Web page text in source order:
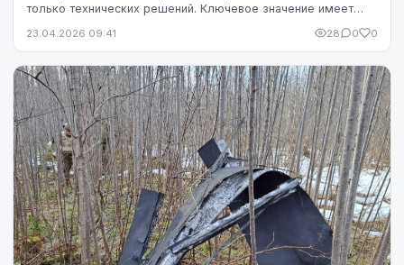
только технических решений. Ключевое значение имеет
23.04.2026 09:41 28 0 0